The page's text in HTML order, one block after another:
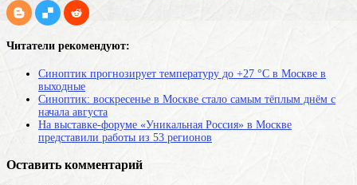
Читатели рекомендуют:
Синоптик прогнозирует температуру до +27 °С в Москве в
выходные
Синоптик: воскресенье в Москве стало самым тёплым днём с
начала августа
На выставке-форуме «Уникальная Россия» в Москве
представили работы из 53 регионов
Оставить комментарий